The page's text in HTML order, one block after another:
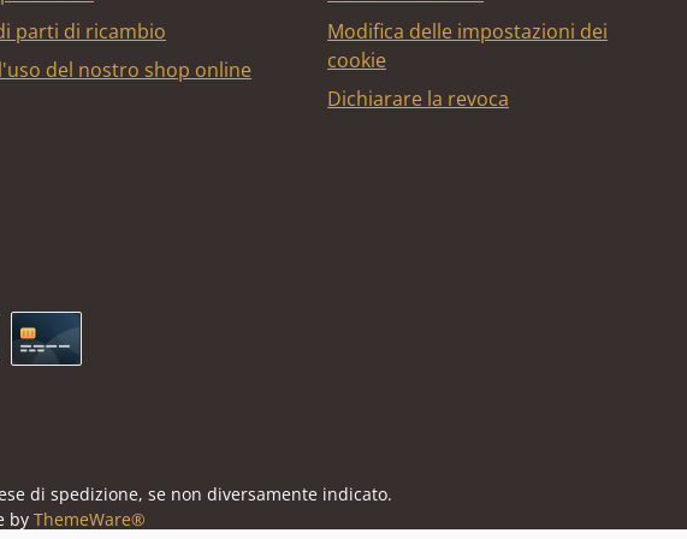
parti di ricambio
del nostro shop online
Modifica delle impostazioni dei
cookie
Dichiarare la revoca
di spedizione, se non diversamente indicato.
by ThemeWare®